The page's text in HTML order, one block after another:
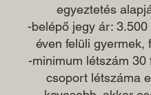
egyeztetés
-belépő jegy ár: 3.500
éven felüli gyermek,
-minimum létszám 30
csoport létszáma